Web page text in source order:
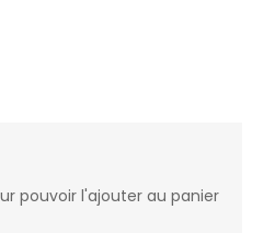
pouvoir l'ajouter au panier